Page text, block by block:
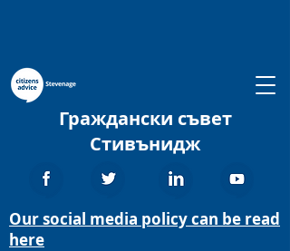
Граждански съвет
Стивънидж
Our social media policy can be read
here